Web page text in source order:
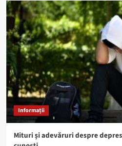
Informații
Mituri și adevăruri despre